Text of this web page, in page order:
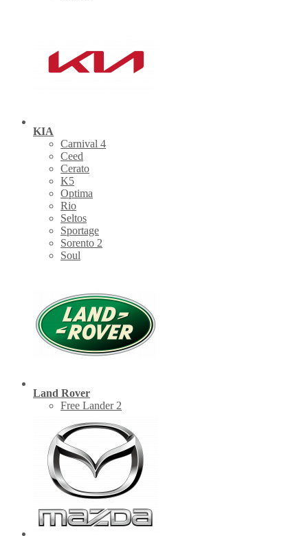
KIA
Carnival 4
Ceed
Cerato
K5
Optima
Rio
Seltos
Sportage
Sorento 2
Soul
Land Rover
Free Lander 2